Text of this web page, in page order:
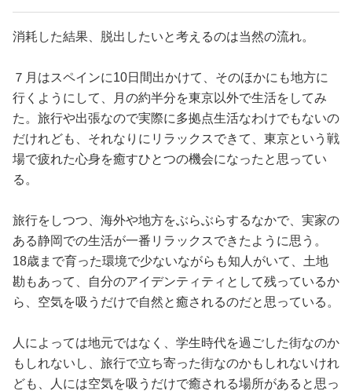
消耗した結果、脱出したいと考えるのは当然の流れ。
７月はスペインに10日間出かけて、そのほかにも地方に
行くようにして、月の約半分を東京以外で生活をしてみ
た。旅行や出張なので実際に多拠点生活なわけでもないの
だけれども、それなりにリラックスできて、東京という戦
場で疲れた心身を癒すひとつの機会になったと思ってい
る。
旅行をしつつ、海外や地方をぶらぶらするなかで、実家の
ある静岡での生活が一番リラックスできたように思う。
18歳まで育った環境で少ないながらも知人がいて、土地
勘もあって、自分のアイデンティティとして残っているか
ら、空気を吸うだけで自然と癒されるのだと思っている。
人によっては地元ではなく、学生時代を過ごした街なのか
もしれないし、旅行で立ち寄った街なのかもしれないけれ
ども、人には空気を吸うだけで癒される場所があると思っ